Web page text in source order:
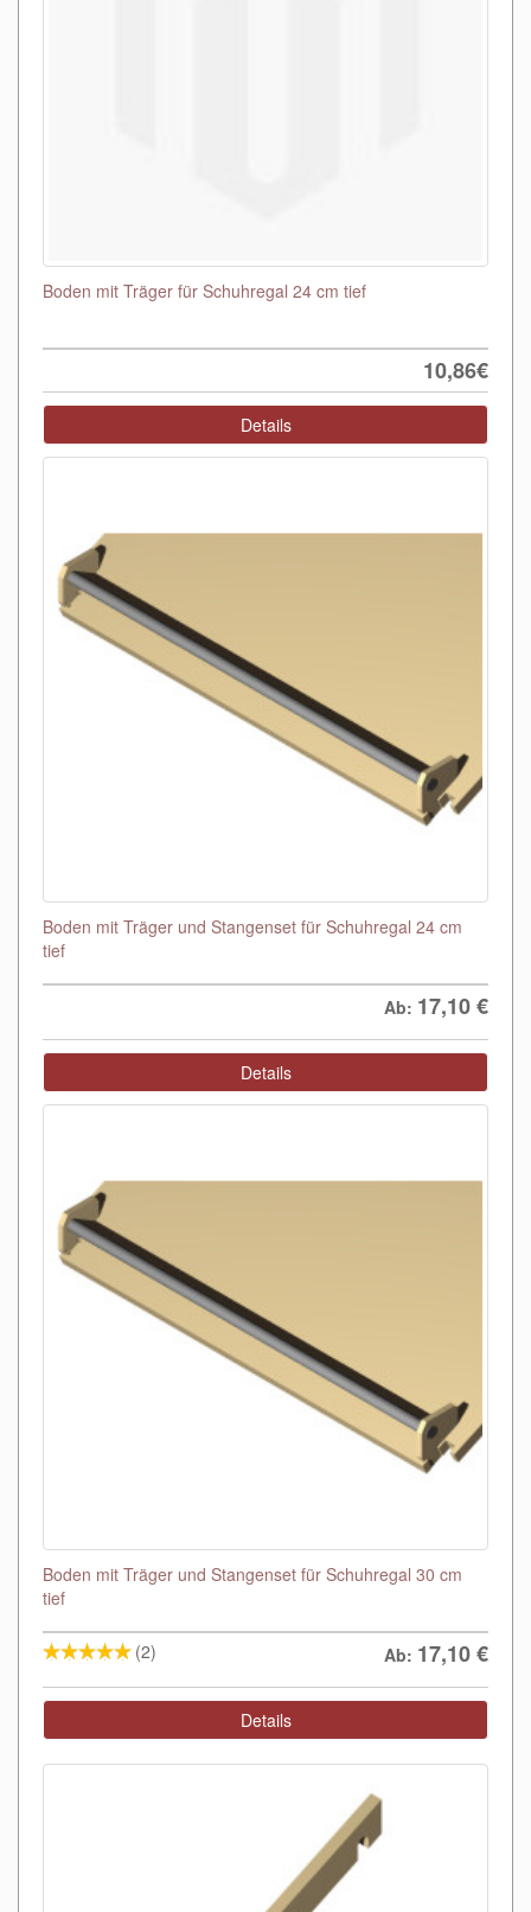
Boden mit Träger für Schuhregal 24 cm tief
10,86€
Details
Boden mit Träger und Stangenset für Schuhregal 24 cm
tief
Ab: 17,10€
Details
Boden mit Träger und Stangenset für Schuhregal 30 cm
tief
(2) Ab: 17,10€
Details